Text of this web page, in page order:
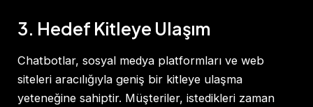
3. Hedef Kitleye Ulaşım
Chatbotlar, sosyal medya platformları ve web
siteleri aracılığıyla geniş bir kitleye ulaşma
yeteneğine sahiptir. Müşteriler, istedikleri zaman